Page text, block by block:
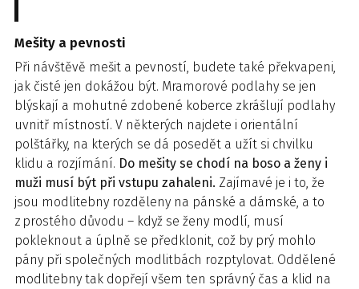
Mešity a pevnosti
Při návštěvě mešit a pevností, budete také překvapeni,
jak čisté jen dokážou být. Mramorové podlahy se jen
blýskají a mohutné zdobené koberce zkrášlují podlahy
uvnitř místností. V některých najdete i orientální
polštářky, na kterých se dá posedět a užít si chvilku
klidu a rozjímání. Do mešity se chodí na boso a ženy i
muži musí být při vstupu zahaleni. Zajímavé je i to, že
jsou modlitebny rozděleny na pánské a dámské, a to
z prostého důvodu – když se ženy modlí, musí
pokleknout a úplně se předklonit, což by prý mohlo
pány při společných modlitbách rozptylovat. Oddělené
modlitebny tak dopřejí všem ten správný čas a klid na